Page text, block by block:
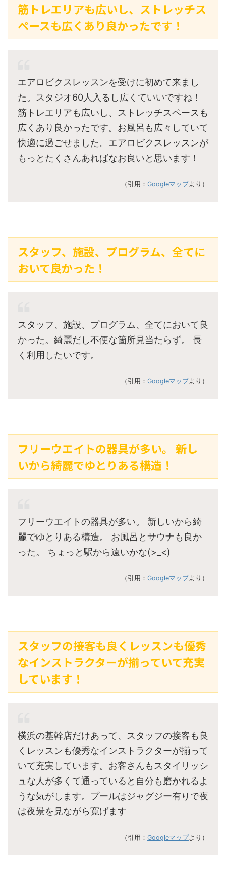
筋トレエリアも広いし、ストレッチス
ペースも広くあり良かったです！
エアロビクスレッスンを受けに初めて来まし
た。スタジオ60人入るし広くていいですね！
筋トレエリアも広いし、ストレッチスペースも
広くあり良かったです。お風呂も広々していて
快適に過ごせました。エアロビクスレッスンが
もっとたくさんあればなお良いと思います！
（引用： Googleマップより）
スタッフ、施設、プログラム、全てに
おいて良かった！
スタッフ、施設、プログラム、全てにおいて良
かった。綺麗だし不便な箇所見当たらず。 長
く利用したいです。
（引用： Googleマップより）
フリーウエイトの器具が多い。 新し
いから綺麗でゆとりある構造！
フリーウエイトの器具が多い。 新しいから綺
麗でゆとりある構造。 お風呂とサウナも良か
った。 ちょっと駅から遠いかな(>_<)
（引用： Googleマップより）
スタッフの接客も良くレッスンも優秀
なインストラクターが揃っていて充実
しています！
横浜の基幹店だけあって、スタッフの接客も良
くレッスンも優秀なインストラクターが揃って
いて充実しています。お客さんもスタイリッシ
ュな人が多くて通っていると自分も磨かれるよ
うな気がします。プールはジャグジー有りで夜
は夜景を見ながら寛げます
（引用： Googleマップより）